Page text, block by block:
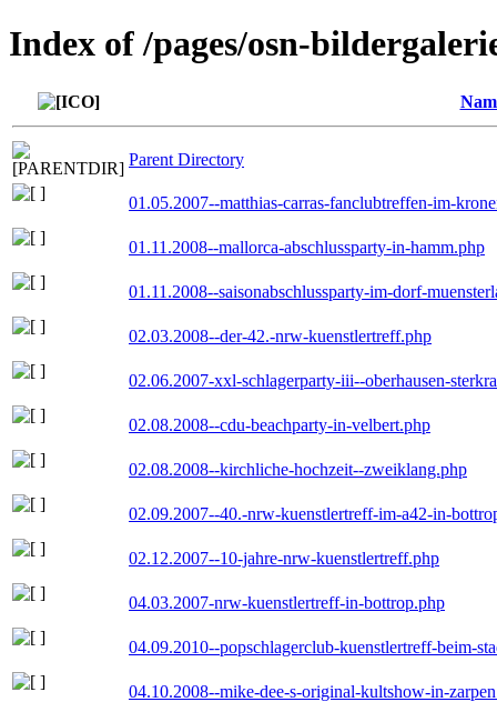
Index of /pages/osn-
Parent Directory
01.05.2007--matthias-carras-fanclubtreffen-im-
01.11.2008--mallorca-abschlussparty-in-hamm.php
01.11.2008--saisonabschlussparty-im-dorf-
02.03.2008--der-42.-nrw-kuenstlertreff.php
02.06.2007-xxl-schlagerparty-iii--oberhausen-
02.08.2008--cdu-beachparty-in-velbert.php
02.08.2008--kirchliche-hochzeit--zweiklang.php
02.09.2007--40.-nrw-kuenstlertreff-im-a42-in-
02.12.2007--10-jahre-nrw-kuenstlertreff.php
04.03.2007-nrw-kuenstlertreff-in-bottrop.php
04.09.2010--popschlagerclub-kuenstlertreff-beim-
04.10.2008--mike-dee-s-original-kultshow-in-